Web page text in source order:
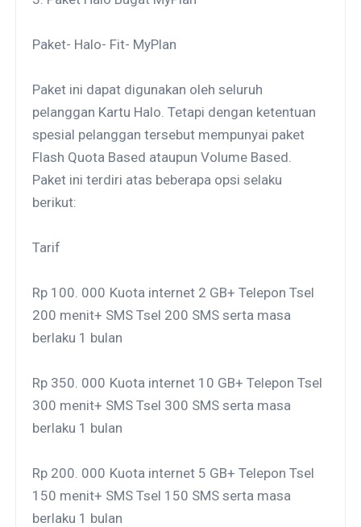
Paket- Halo- Fit- MyPlan
Paket ini dapat digunakan oleh seluruh
pelanggan Kartu Halo. Tetapi dengan ketentuan
spesial pelanggan tersebut mempunyai paket
Flash Quota Based ataupun Volume Based.
Paket ini terdiri atas beberapa opsi selaku
berikut:
Tarif
Rp 100. 000 Kuota internet 2 GB+ Telepon Tsel
200 menit+ SMS Tsel 200 SMS serta masa
berlaku 1 bulan
Rp 350. 000 Kuota internet 10 GB+ Telepon Tsel
300 menit+ SMS Tsel 300 SMS serta masa
berlaku 1 bulan
Rp 200. 000 Kuota internet 5 GB+ Telepon Tsel
150 menit+ SMS Tsel 150 SMS serta masa
berlaku 1 bulan